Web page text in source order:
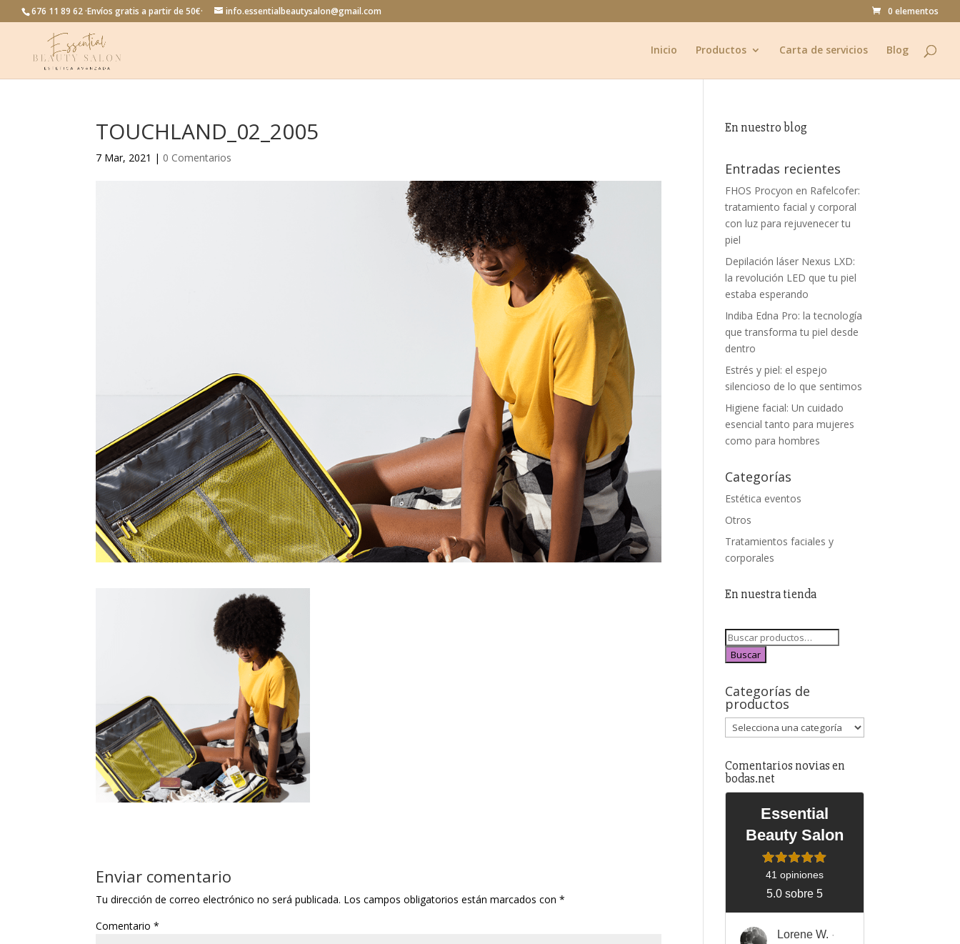
676 11 89 62 ·Envíos gratis a partir de 50€· info.essentialbeautysalon@gmail.com 0 elementos
Inicio Productos Carta de servicios Blog
TOUCHLAND_02_2005
7 Mar, 2021 | 0 Comentarios
Enviar comentario
Tu dirección de correo electrónico no será publicada. Los campos obligatorios están marcados con*
Comentario*
En nuestro blog
Entradas recientes
FHOS Procyon en Rafelcofer:
tratamiento facial y corporal
con luz para rejuvenecer tu
piel
Depilación láser Nexus LXD:
la revolución LED que tu piel
estaba esperando
Indiba Edna Pro: la tecnología
que transforma tu piel desde
dentro
Estrés y piel: el espejo
silencioso de lo que sentimos
Higiene facial: Un cuidado
esencial tanto para mujeres
como para hombres
Categorías
Estética eventos
Otros
Tratamientos faciales y
corporales
En nuestra tienda
Buscar
Categorías de
productos
Comentarios novias en
bodas.net
Essential
Beauty Salon
41 opiniones
5.0 sobre 5
Lorene W. ·